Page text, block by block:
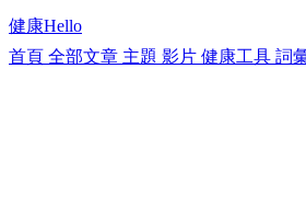
健康Hello
首頁 全部文章 主題 影片 健康工具 詞